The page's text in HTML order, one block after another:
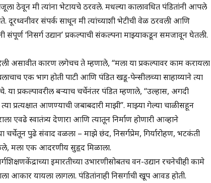
ठेवून मी त्यांना भेटायचे ठरवले. मधल्या कालावधित पंडितांनी आपले
दूरध्वनीवर संपर्क साधून मी त्यांच्याशी भेटीची वेळ ठरवली आणि
संपूर्ण ‘निसर्ग उद्यान’ प्रकल्पाची संकल्पना माझ्याकडून समजावून घेतली.
असावीत कारण लगेचच ते म्हणाले, “मला या प्रकल्पावर काम करायला
एक भाग होती पाटी आणि पंडित खडू-पेन्सीलच्या साहाय्याने त्या
या प्रकल्पावरील बऱ्याच चर्चेनंतर पंडित म्हणाले, “उल्हास, अगदी
प्रत्यक्षात आणण्याची जबाबदारी माझी”. माझ्या गेल्या चाळीसहून
एवढे स्वातंत्र्य देणारा आणि त्यातून निर्माण होणारी आव्हाने
चर्चेतून पुढे संवाद वळला – माझे छंद, निसर्गप्रेम, गिर्यारोहण, भटकंती
मला एक आदरणीय सुहृद मिळाला.
इमारतीच्या उभारणीसोबतच वन-उद्यान रचनेचीही कामे
आकार यायला लागला. पंडितांनाही निसर्गाची खूप आवड होती.